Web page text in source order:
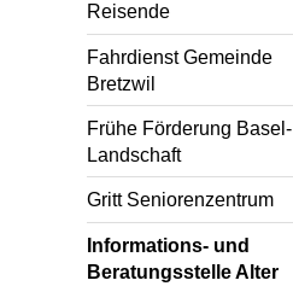
Reisende
Fahrdienst Gemeinde
Bretzwil
Frühe Förderung Basel-
Landschaft
Gritt Seniorenzentrum
Informations- und
Beratungsstelle Alter